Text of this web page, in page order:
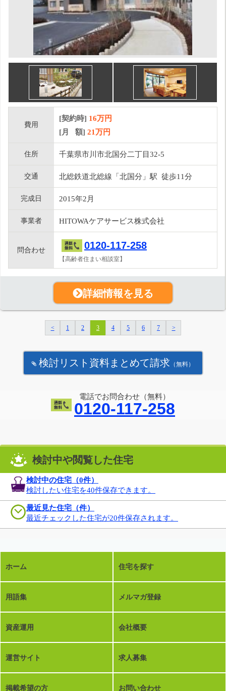
費用
[契約時] 16万円
[月 額] 21万円
住所 千葉県市川市北国分二丁目32-5
交通 北総鉄道北総線「北国分」駅 徒歩11分
完成日 2015年2月
事業者 HITOWAケアサービス株式会社
問合わせ 0120-117-258
【高齢者住まい相談室】
詳細情報を見る
< 1 2 3 4 5 6 7 >
検討リスト資料まとめて請求 （無料）
電話でお問合わせ（無料）
0120-117-258
検討中や閲覧した住宅
検討中の住宅（0件）
検討したい住宅を40件保存できます。
最近見た住宅（件）
最近チェックした住宅が20件保存されます。
ホーム 住宅を探す
用語集 メルマガ登録
資産運用 会社概要
運営サイト 求人募集
掲載希望の方 お問い合わせ